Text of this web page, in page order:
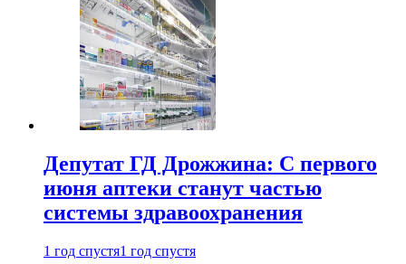
Депутат ГД Дрожжина: С первого
июня аптеки станут частью
системы здравоохранения
1 год спустя1 год спустя